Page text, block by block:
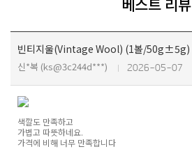
베스트 리뷰
빈티지울(Vintage Wool) (1볼/50g±5g)
신*복 (ks@3c244d***) 2026-05-07
색깔도 만족하고
가볍고 따뜻하네요.
가격에 비해 너무 만족합니다